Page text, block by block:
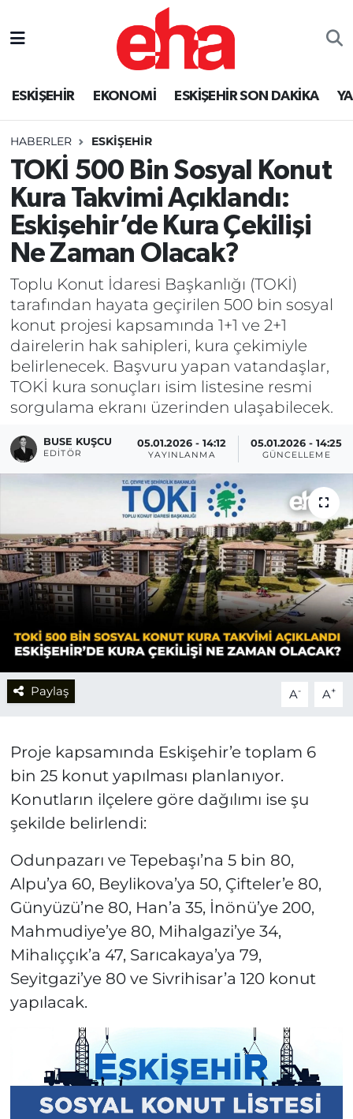
ESKİŞEHİR EKONOMİ ESKİŞEHİR SON DAKİKA
HABERLER ESKİŞEHİR
TOKİ 500 Bin Sosyal Konut
Kura Takvimi Açıklandı:
Eskişehir’de Kura Çekilişi
Ne Zaman Olacak?
Toplu Konut İdaresi Başkanlığı (TOKİ)
tarafından hayata geçirilen 500 bin sosyal
konut projesi kapsamında 1+1 ve 2+1
dairelerin hak sahipleri, kura çekimiyle
belirlenecek. Başvuru yapan vatandaşlar,
TOKİ kura sonuçları isim listesine resmi
sorgulama ekranı üzerinden ulaşabilecek.
BUSE KUŞCU
EDITÖR
05.01.2026 - 14:12
YAYINLANMA
05.01.2026 - 14:25
GÜNCELLEME
Paylaş A- A+
Proje kapsamında Eskişehir’e toplam 6
bin 25 konut yapılması planlanıyor.
Konutların ilçelere göre dağılımı ise şu
şekilde belirlendi:
Odunpazarı ve Tepebaşı’na 5 bin 80,
Alpu’ya 60, Beylikova’ya 50, Çifteler’e 80,
Günyüzü’ne 80, Han’a 35, İnönü’ye 200,
Mahmudiye’ye 80, Mihalgazi’ye 34,
Mihalıççık’a 47, Sarıcakaya’ya 79,
Seyitgazi’ye 80 ve Sivrihisar’a 120 konut
yapılacak.